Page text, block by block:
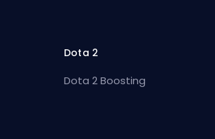
Dota 2
Dota 2 Boosting